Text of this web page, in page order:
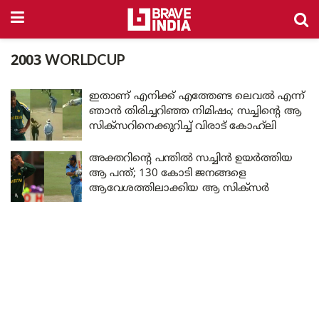
2003 WORLDCUP
ഇതാണ് എനിക്ക് എത്തേണ്ട ലെവൽ എന്ന്
ഞാൻ തിരിച്ചറിഞ്ഞ നിമിഷം; സച്ചിന്റെ ആ
സിക്സറിനെക്കുറിച്ച് വിരാട് കോഹ്‌ലി
അക്തറിന്റെ പന്തിൽ സച്ചിൻ ഉയർത്തിയ
ആ പന്ത്; 130 കോടി ജനങ്ങളെ
ആവേശത്തിലാക്കിയ ആ സിക്സർ